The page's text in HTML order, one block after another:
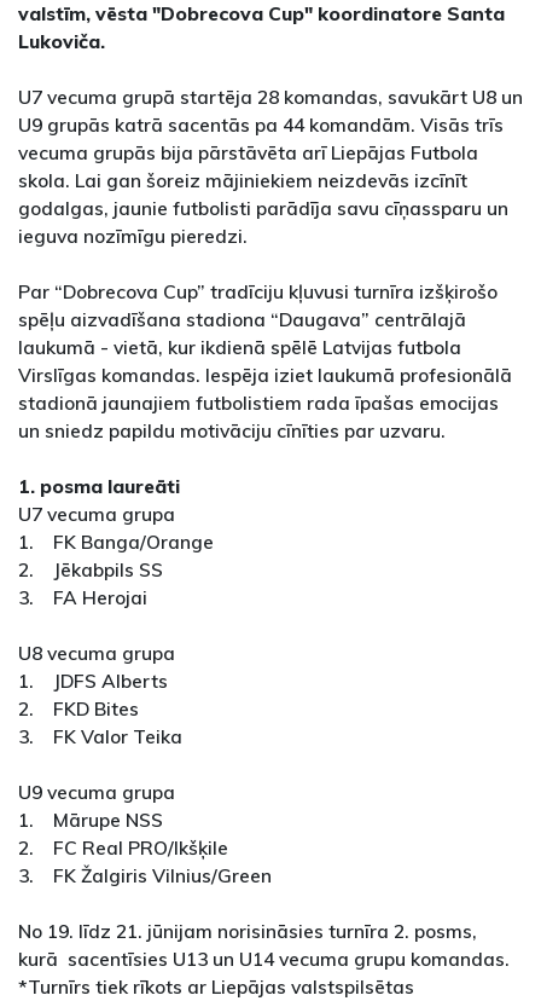
valstīm, vēsta "Dobrecova Cup" koordinatore Santa
Lukoviča.
U7 vecuma grupā startēja 28 komandas, savukārt U8 un
U9 grupās katrā sacentās pa 44 komandām. Visās trīs
vecuma grupās bija pārstāvēta arī Liepājas Futbola
skola. Lai gan šoreiz mājiniekiem neizdevās izcīnīt
godalgas, jaunie futbolisti parādīja savu cīņassparu un
ieguva nozīmīgu pieredzi.
Par “Dobrecova Cup” tradīciju kļuvusi turnīra izšķirošo
spēļu aizvadīšana stadiona “Daugava” centrālajā
laukumā - vietā, kur ikdienā spēlē Latvijas futbola
Virslīgas komandas. Iespēja iziet laukumā profesionālā
stadionā jaunajiem futbolistiem rada īpašas emocijas
un sniedz papildu motivāciju cīnīties par uzvaru.
1. posma laureāti
U7 vecuma grupa
1. FK Banga/Orange
2. Jēkabpils SS
3. FA Herojai
U8 vecuma grupa
1. JDFS Alberts
2. FKD Bites
3. FK Valor Teika
U9 vecuma grupa
1. Mārupe NSS
2. FC Real PRO/Ikšķile
3. FK Žalgiris Vilnius/Green
No 19. līdz 21. jūnijam norisināsies turnīra 2. posms,
kurā sacentīsies U13 un U14 vecuma grupu komandas.
*Turnīrs tiek rīkots ar Liepājas valstspilsētas